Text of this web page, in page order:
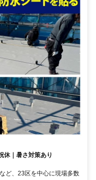
休｜暑さ対策あり
ど、23区を中心に現場多数